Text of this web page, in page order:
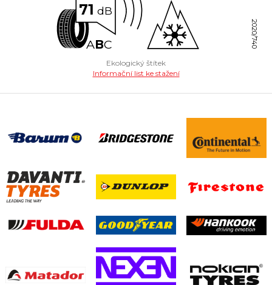
71 dB
ABC 2020/740
Ekologický štítek
Informační list ke stažení